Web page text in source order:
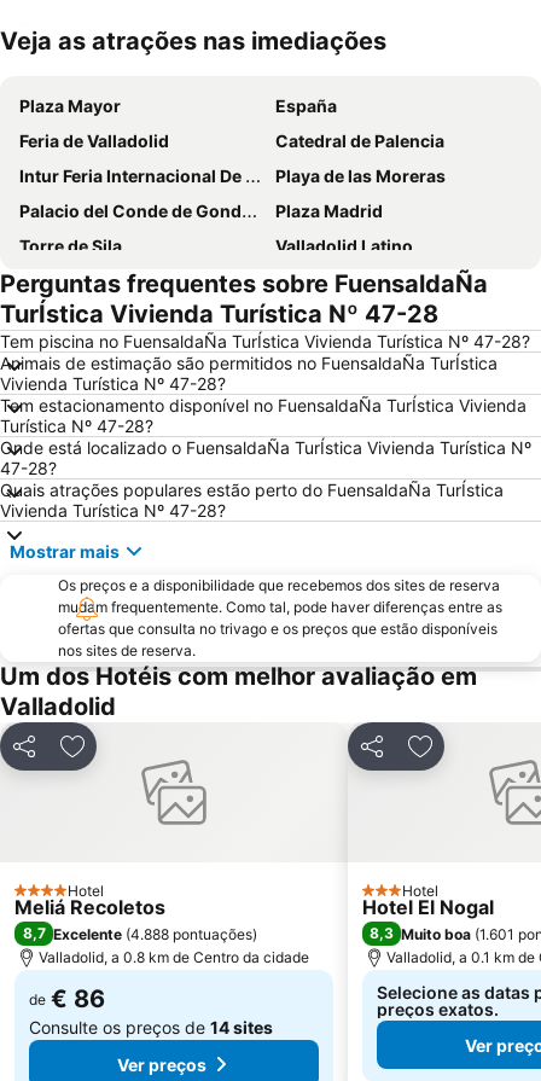
Ampliar mapa
Veja as atrações nas imediações
Plaza Mayor
España
Feria de Valladolid
Catedral de Palencia
Intur Feria Internacional De Turismo De Interior
Playa de las Moreras
Palacio del Conde de Gondomar o Casa del Sol
Plaza Madrid
Torre de Sila
Valladolid Latino
Estación de Ferrocarril
Calle Mayor
Castelo da Mota
Parque Villa de las Ferias
José Zorrilla
Auditorio Miguel Delibes
Motauros
Perguntas frequentes sobre FuensaldaÑa
TurÍstica Vivienda Turística Nº 47-28
Tem piscina no FuensaldaÑa TurÍstica Vivienda Turística Nº 47-28?
Animais de estimação são permitidos no FuensaldaÑa TurÍstica
Vivienda Turística Nº 47-28?
Tem estacionamento disponível no FuensaldaÑa TurÍstica Vivienda
Turística Nº 47-28?
Onde está localizado o FuensaldaÑa TurÍstica Vivienda Turística Nº
47-28?
Quais atrações populares estão perto do FuensaldaÑa TurÍstica
Vivienda Turística Nº 47-28?
Mostrar mais
Os preços e a disponibilidade que recebemos dos sites de reserva
mudam frequentemente. Como tal, pode haver diferenças entre as
ofertas que consulta no trivago e os preços que estão disponíveis
nos sites de reserva.
Um dos Hotéis com melhor avaliação em
Valladolid
PartilharAdicionar aos favoritos
4 Estrelas
Hotel
Meliá Recoletos
8,7 Excelente (4.888 pontuações)
Valladolid, a 0.8 km de Centro da cidade
de € 86
Consulte os preços de 14 sites
Ver preços
PartilharAdicionar
3 Estrelas
Hotel
Hotel El Nogal
8,3 Muito boa (1.601
Valladolid, a 0.1 km
Selecione as datas
preços exatos.
Ver